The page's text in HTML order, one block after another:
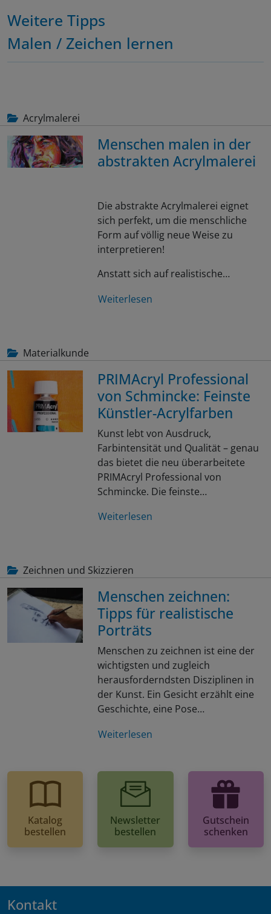
Weitere Tipps
Malen / Zeichen lernen
Acrylmalerei
Menschen malen in der
abstrakten Acrylmalerei
Die abstrakte Acrylmalerei eignet
sich perfekt, um die menschliche
Form auf völlig neue Weise zu
interpretieren!
Anstatt sich auf realistische…
Weiterlesen
Materialkunde
PRIMAcryl Professional
von Schmincke: Feinste
Künstler-Acrylfarben
Kunst lebt von Ausdruck,
Farbintensität und Qualität – genau
das bietet die neu überarbeitete
PRIMAcryl Professional von
Schmincke. Die feinste…
Weiterlesen
Zeichnen und Skizzieren
Menschen zeichnen:
Tipps für realistische
Porträts
Menschen zu zeichnen ist eine der
wichtigsten und zugleich
herausforderndsten Disziplinen in
der Kunst. Ein Gesicht erzählt eine
Geschichte, eine Pose…
Weiterlesen
Katalog
bestellen
Newsletter
bestellen
Gutschein
schenken
Kontakt